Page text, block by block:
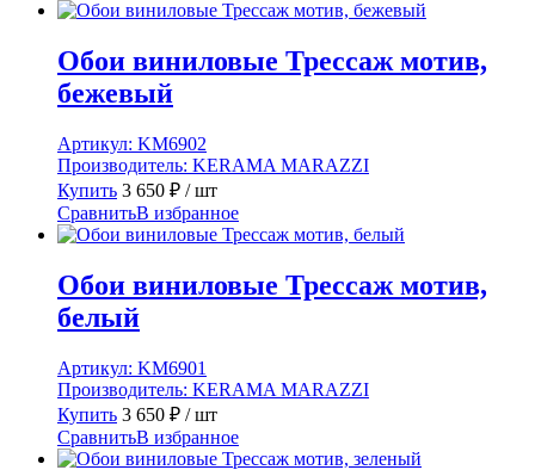
Обои виниловые Трессаж мотив,
бежевый
Артикул: KM6902
Производитель: KERAMA MARAZZI
Купить 3 650 ₽ / шт
СравнитьВ избранное
Обои виниловые Трессаж мотив,
белый
Артикул: KM6901
Производитель: KERAMA MARAZZI
Купить 3 650 ₽ / шт
СравнитьВ избранное